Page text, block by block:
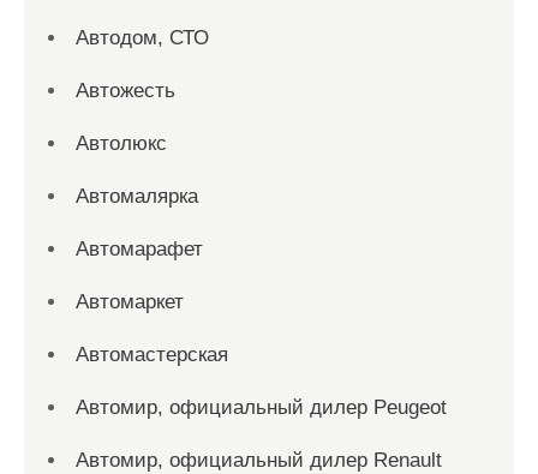
Автодом, СТО
Автожесть
Автолюкс
Автомалярка
Автомарафет
Автомаркет
Автомастерская
Автомир, официальный дилер Peugeot
Автомир, официальный дилер Renault